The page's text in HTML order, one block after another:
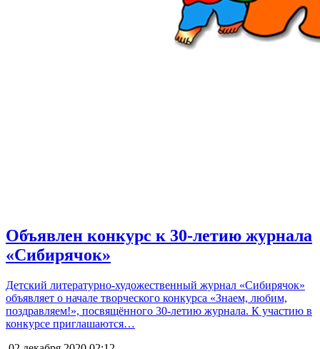
Объявлен конкурс к 30-летию журнала
«Сибирячок»
Детский литературно-художественный журнал «Сибирячок»
объявляет о начале творческого конкурса «Знаем, любим,
поздравляем!», посвящённого 30-летию журнала. К участию в
конкурсе приглашаются…